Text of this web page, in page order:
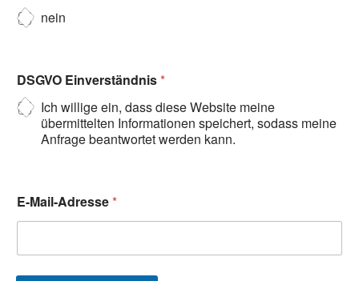
nein
DSGVO Einverständnis*
Ich willige ein, dass diese Website meine
übermittelten Informationen speichert, sodass meine
Anfrage beantwortet werden kann.
E-Mail-Adresse*